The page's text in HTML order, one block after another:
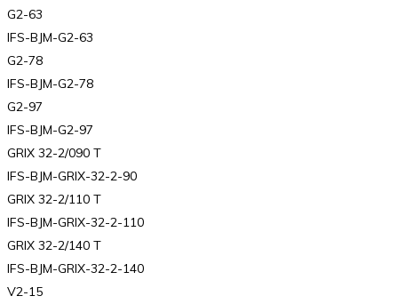
G2-63
IFS-BJM-G2-63
G2-78
IFS-BJM-G2-78
G2-97
IFS-BJM-G2-97
GRIX 32-2/090 T
IFS-BJM-GRIX-32-2-90
GRIX 32-2/110 T
IFS-BJM-GRIX-32-2-110
GRIX 32-2/140 T
IFS-BJM-GRIX-32-2-140
V2-15